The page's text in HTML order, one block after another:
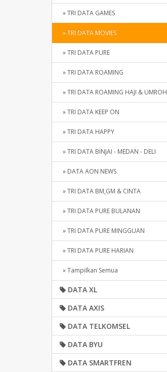
» TRI DATA GAMES
» TRI DATA MOVIES
» TRI DATA PURE
» TRI DATA ROAMING
» TRI DATA ROAMING HAJI & UMROH
» TRI DATA KEEP ON
» TRI DATA HAPPY
» TRI DATA BINJAI - MEDAN - DELI
» DATA AON NEWS
» TRI DATA BM,GM & CINTA
» TRI DATA PURE BULANAN
» TRI DATA PURE MINGGUAN
» TRI DATA PURE HARIAN
» Tampilkan Semua
DATA XL
DATA AXIS
DATA TELKOMSEL
DATA BYU
DATA SMARTFREN